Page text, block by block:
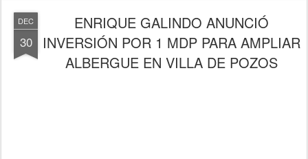
DEC
30
ENRIQUE GALINDO ANUNCIÓ
INVERSIÓN POR 1 MDP PARA AMPLIAR
ALBERGUE EN VILLA DE POZOS